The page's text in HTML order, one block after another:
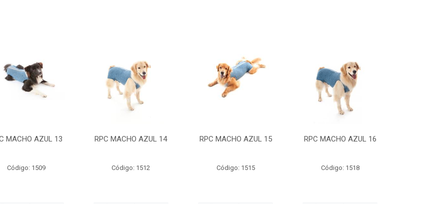
MACHO AZUL 13
Código: 1509
RPC MACHO AZUL 14
Código: 1512
RPC MACHO AZUL 15
Código: 1515
RPC MACHO AZUL 16
Código: 1518